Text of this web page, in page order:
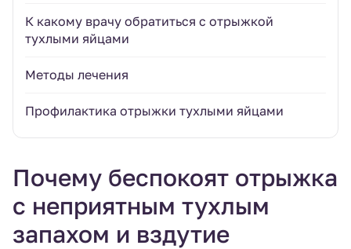
К какому врачу обратиться с отрыжкой
тухлыми яйцами
Методы лечения
Профилактика отрыжки тухлыми яйцами
Почему беспокоят отрыжка
с неприятным тухлым
запахом и вздутие